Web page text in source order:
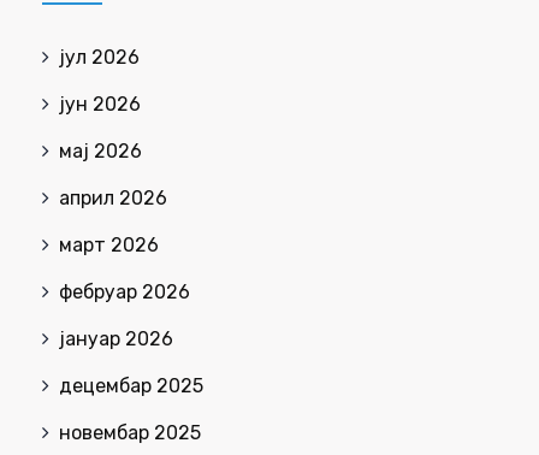
јул 2026
јун 2026
мај 2026
април 2026
март 2026
фебруар 2026
јануар 2026
децембар 2025
новембар 2025